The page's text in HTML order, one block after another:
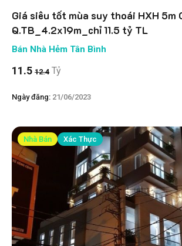
Giá siêu tốt mùa suy thoái HXH 5m
Q.TB_4.2x19m_chỉ 11.5 tỷ TL
Bán Nhà Hẻm Tân Bình
11.5 12.4 Tỷ
Ngày đăng: 21/06/2023
Nhà Bán Xác Thực